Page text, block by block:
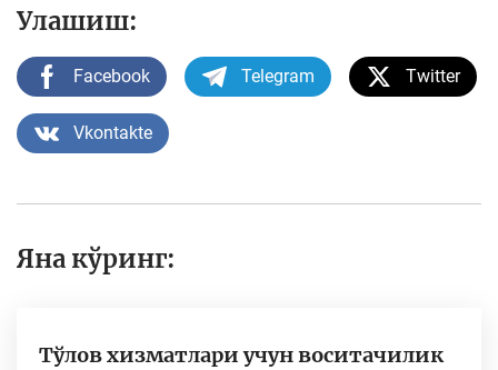
Улашиш:
Facebook Telegram Twitter
Vkontakte
Яна кўринг:
Тўлов хизматлари учун воситачилик